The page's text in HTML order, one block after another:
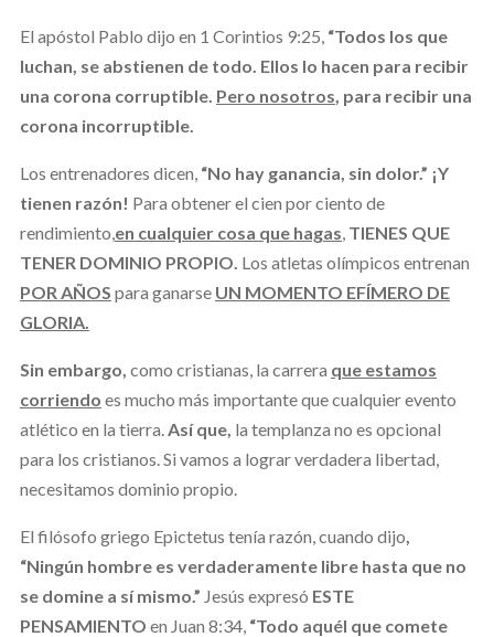
El apóstol Pablo dijo en 1 Corintios 9:25, “Todos los que
luchan, se abstienen de todo. Ellos lo hacen para recibir
una corona corruptible. Pero nosotros, para recibir una
corona incorruptible.
Los entrenadores dicen, “No hay ganancia, sin dolor.” ¡Y
tienen razón! Para obtener el cien por ciento de
rendimiento,en cualquier cosa que hagas, TIENES QUE
TENER DOMINIO PROPIO. Los atletas olímpicos entrenan
POR AÑOS para ganarse UN MOMENTO EFÍMERO DE
GLORIA.
Sin embargo, como cristianas, la carrera que estamos
corriendo es mucho más importante que cualquier evento
atlético en la tierra.Así que, la templanza no es opcional
para los cristianos. Si vamos a lograr verdadera libertad,
necesitamos dominio propio.
El filósofo griego Epictetus tenía razón, cuando dijo,
“Ningún hombre es verdaderamente libre hasta que no
se domine a sí mismo.” Jesús expresó ESTE
PENSAMIENTO en Juan 8:34, “Todo aquél que comete